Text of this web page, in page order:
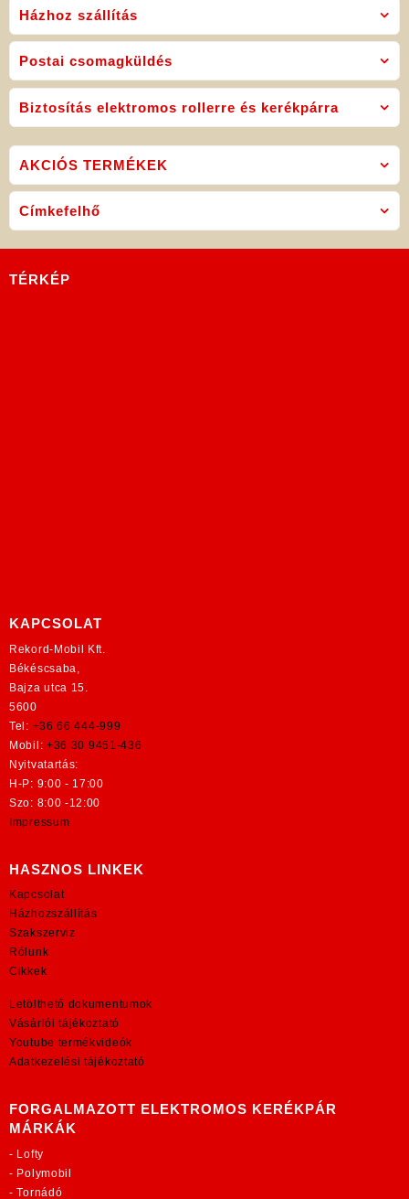
Házhoz szállítás
Postai csomagküldés
Biztosítás elektromos rollerre és kerékpárra
AKCIÓS TERMÉKEK
Címkefelhő
TÉRKÉP
KAPCSOLAT
Rekord-Mobil Kft.
Békéscsaba,
Bajza utca 15.
5600
Tel: +36 66 444-999
Mobil: +36 30 9451-436
Nyitvatartás:
H-P: 9:00 - 17:00
Szo: 8:00 -12:00
Impressum
HASZNOS LINKEK
Kapcsolat
Házhozszállítás
Szakszerviz
Rólunk
Cikkek
Letölthető dokumentumok
Vásárlói tájékoztató
Youtube termékvideók
Adatkezelési tájékoztató
FORGALMAZOTT ELEKTROMOS KERÉKPÁR
MÁRKÁK
- Lofty
- Polymobil
-Tornádó